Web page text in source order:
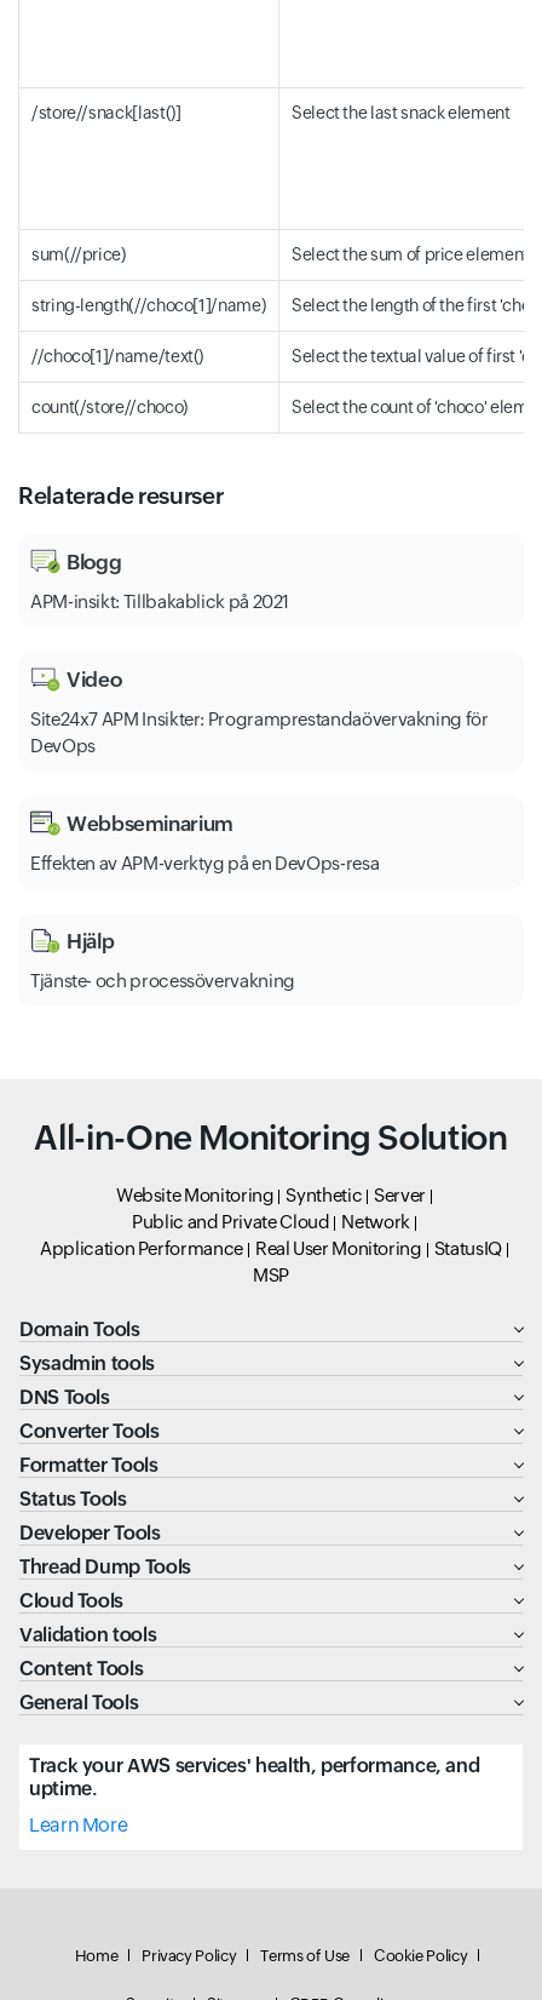
/store//snack[last()] Select the last snack element
sum(//price) Select the sum of price element
string-length(//choco[1]/name) Select the length of the first
//choco[1]/name/text() Select the textual value of first
count(/store//choco) Select the count of 'choco'
Relaterade resurser
Blogg
APM-insikt: Tillbakablick på 2021
Video
Site24x7 APM Insikter: Programprestandaövervakning för
DevOps
Webbseminarium
Effekten av APM-verktyg på en DevOps-resa
Hjälp
Tjänste- och processövervakning
All-in-One Monitoring Solution
Website Monitoring Synthetic
Server
Public and Private Cloud
Network
Application Performance
Real User Monitoring
StatusIQ
MSP
Domain Tools
Sysadmin tools
DNS Tools
Converter Tools
Formatter Tools
Status Tools
Developer Tools
Thread Dump Tools
Cloud Tools
Validation tools
Content Tools
General Tools
Track your AWS services' health, performance, and
uptime.
Learn More
Home Privacy Policy Terms of Use Cookie Policy